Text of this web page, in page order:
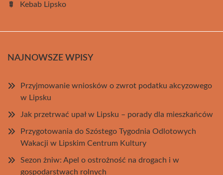
Kebab Lipsko
NAJNOWSZE WPISY
Przyjmowanie wniosków o zwrot podatku akcyzowego
w Lipsku
Jak przetrwać upał w Lipsku – porady dla mieszkańców
Przygotowania do Szóstego Tygodnia Odlotowych
Wakacji w Lipskim Centrum Kultury
Sezon żniw: Apel o ostrożność na drogach i w
gospodarstwach rolnych